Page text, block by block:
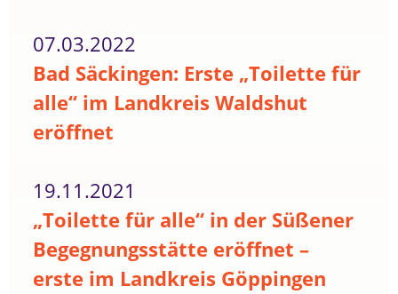
07.03.2022
Bad Säckingen: Erste „Toilette für
alle“ im Landkreis Waldshut
eröffnet
19.11.2021
„Toilette für alle“ in der Süßener
Begegnungsstätte eröffnet –
erste im Landkreis Göppingen